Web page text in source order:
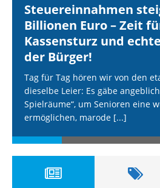
Steuereinnahmen
Billionen Euro – Zeit
Kassensturz und
der Bürger!
Tag für Tag hören wir von den
dieselbe Leier: Es gäbe
Spielräume“, um Senioren eine
ermöglichen, marode [...]